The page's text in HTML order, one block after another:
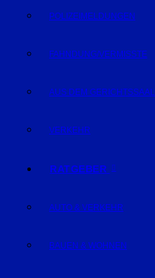
POLIZEIMELDUNGEN
FAHNDUNG/VERMISSTE
AUS DEM GERICHTSSAAL
VERKEHR
RATGEBER
AUTO & VERKEHR
BAUEN & WOHNEN